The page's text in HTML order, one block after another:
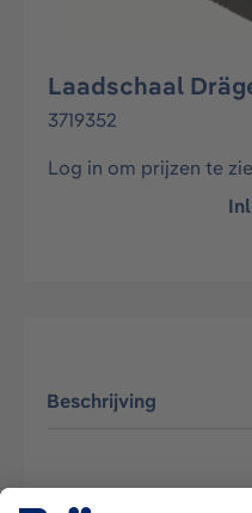
Laadschaal
3719352
Log in om prijzen te
Beschrijving